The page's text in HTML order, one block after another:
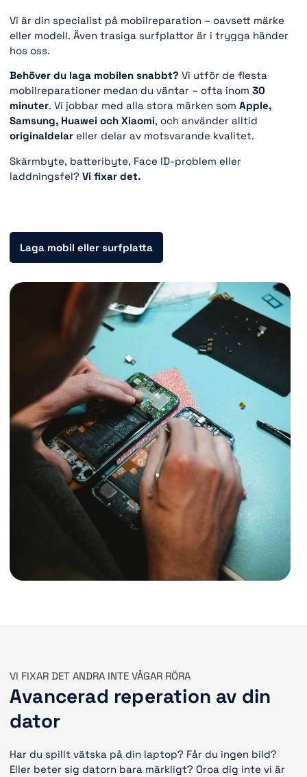
Vi är din specialist på mobilreparation – oavsett märke
eller modell. Även trasiga surfplattor är i trygga händer
hos oss.
Behöver du laga mobilen snabbt? Vi utför de flesta
mobilreparationer medan du väntar – ofta inom 30
minuter. Vi jobbar med alla stora märken som Apple,
Samsung, Huawei och Xiaomi, och använder alltid
originaldelar eller delar av motsvarande kvalitet.
Skärmbyte, batteribyte, Face ID-problem eller
laddningsfel? Vi fixar det.
Laga mobil eller surfplatta
VI FIXAR DET ANDRA INTE VÅGAR RÖRA
Avancerad reperation av din
dator
Har du spillt vätska på din laptop? Får du ingen bild?
Eller beter sig datorn bara märkligt? Oroa dig inte vi är